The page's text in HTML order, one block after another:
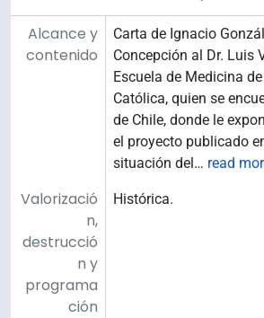
Alcance y
contenido
Carta de Ignacio
Concepción al Dr. Luis
Escuela de Medicina
Católica, quien se
de Chile, donde le
el proyecto publicado
situación del… read
Valorizació
n,
destrucció
n y
programa
ción
Histórica.